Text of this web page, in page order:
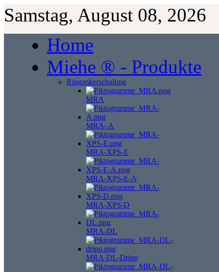
Samstag, August 08, 2026
Home
Miehe ® - Produkte
Ringankerschalung
MRA
MRA–A
MRA-XPS-E
MRA-XPS-E-A
MRA-XPS-D
MRA-DL
MRA-DL-Dripp